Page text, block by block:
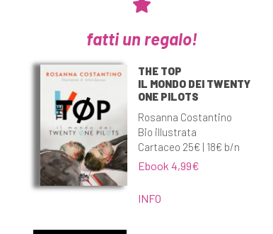
fatti un regalo!
THE TOP
IL MONDO DEI TWENTY
ONE PILOTS
Rosanna Costantino
Bio illustrata
Cartaceo 25€ | 18€ b/n
Ebook 4,99€
INFO